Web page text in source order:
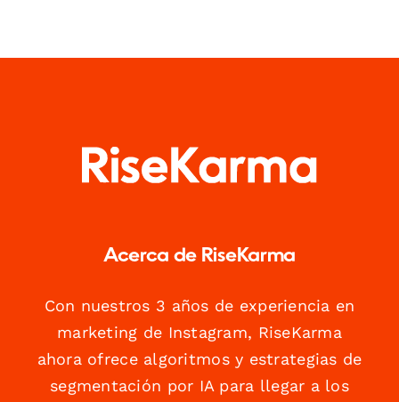
Acerca de RiseKarma
Con nuestros 3 años de experiencia en
marketing de Instagram, RiseKarma
ahora ofrece algoritmos y estrategias de
segmentación por IA para llegar a los